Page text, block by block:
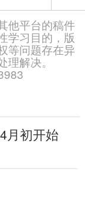
他平台的稿件
学习目的，版
等问题存在异
理解决。
月初开始